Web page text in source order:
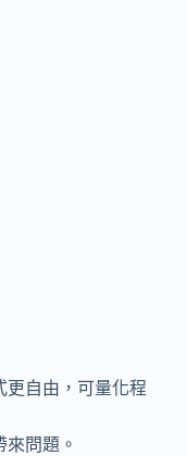
更自由，可量化程
問題。